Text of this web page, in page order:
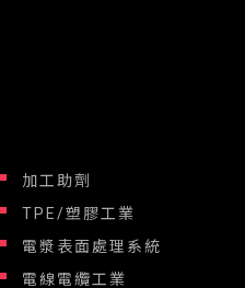
加工助劑
TPE/塑膠工業
電漿表面處理系統
電線電纜工業